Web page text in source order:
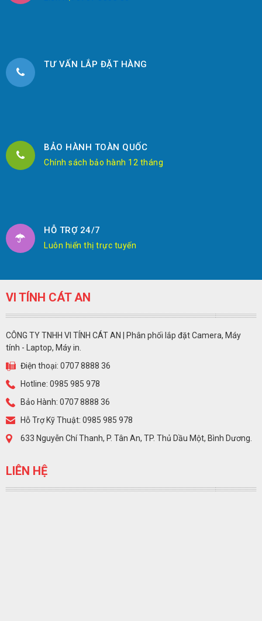
TƯ VẤN LẮP ĐẶT HÀNG
BẢO HÀNH TOÀN QUỐC
Chính sách bảo hành 12 tháng
HỖ TRỢ 24/7
Luôn hiển thị trực tuyến
VI TÍNH CÁT AN
CÔNG TY TNHH VI TÍNH CÁT AN | Phân phối lắp đặt Camera, Máy
tính - Laptop, Máy in.
Điện thoại: 0707 8888 36
Hotline: 0985 985 978
Bảo Hành: 0707 8888 36
Hỗ Trợ Kỹ Thuật: 0985 985 978
633 Nguyễn Chí Thanh, P. Tân An, TP. Thủ Dầu Một, Bình Dương.
LIÊN HỆ